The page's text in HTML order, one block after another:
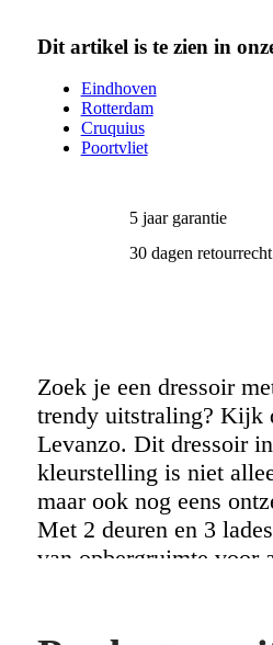
Dit artikel is te zien in
Eindhoven
Rotterdam
Cruquius
Poortvliet
5 jaar garantie
30 dagen retourrecht
Zoek je een dressoir
trendy uitstraling? Kijk
Levanzo. Dit dressoir
kleurstelling is niet
maar ook nog eens
Met 2 deuren en 3
van opbergruimte voor